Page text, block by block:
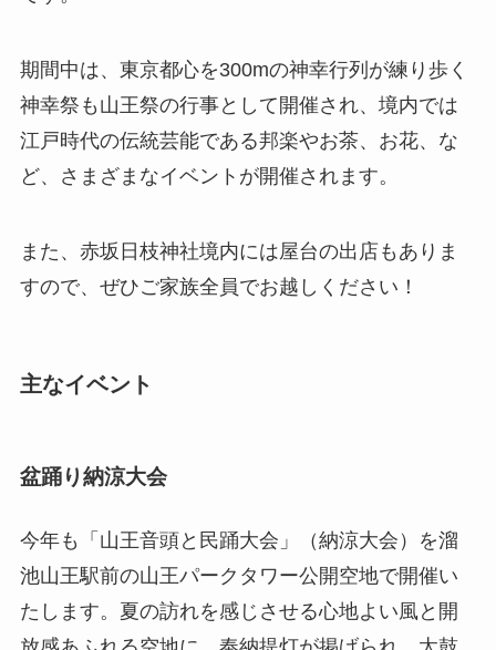
期間中は、東京都心を300mの神幸行列が練り歩く
神幸祭も山王祭の行事として開催され、境内では
江戸時代の伝統芸能である邦楽やお茶、お花、な
ど、さまざまなイベントが開催されます。
また、赤坂日枝神社境内には屋台の出店もありま
すので、ぜひご家族全員でお越しください！
主なイベント
盆踊り納涼大会
今年も「山王音頭と民踊大会」（納涼大会）を溜
池山王駅前の山王パークタワー公開空地で開催い
たします。夏の訪れを感じさせる心地よい風と開